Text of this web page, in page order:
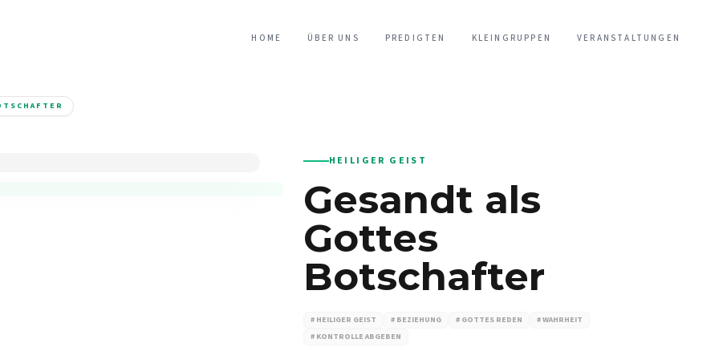
HOME ÜBER UNS PREDIGTEN KLEINGRUPPEN VERANSTALTUNGEN
HEILIGER GEIST
Gesandt als
Gottes
Botschafter
# HEILIGER GEIST # BEZIEHUNG # GOTTES REDEN
# WAHRHEIT
# KONTROLLE ABGEBEN